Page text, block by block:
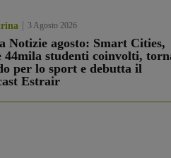
3 Agosto 2026
Notizie agosto: Smart Cities,
44mila studenti coinvolti,
per lo sport e debutta il
Estrair